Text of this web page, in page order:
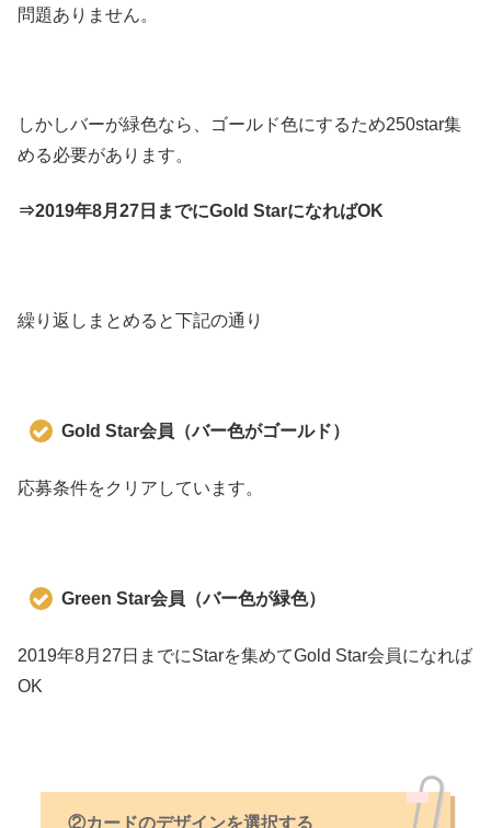
問題ありません。
しかしバーが緑色なら、ゴールド色にするため250star集
める必要があります。
⇒2019年8月27日までにGold StarになればOK
繰り返しまとめると下記の通り
Gold Star会員（バー色がゴールド）
応募条件をクリアしています。
Green Star会員（バー色が緑色）
2019年8月27日までにStarを集めてGold Star会員になれば
OK
②カードのデザインを選択する